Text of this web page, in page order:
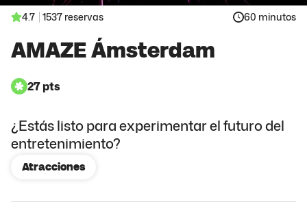
4.7 1537 reservas 60 minutos
AMAZE Ámsterdam
27 pts
¿Estás listo para experimentar el futuro del
entretenimiento?
Atracciones